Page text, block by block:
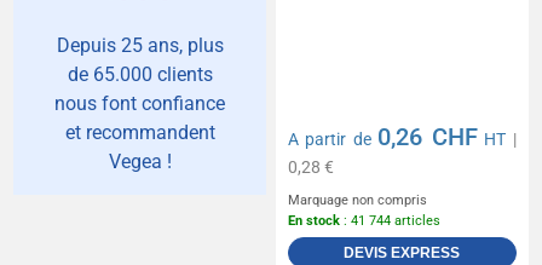
Depuis 25 ans, plus
de 65.000 clients
nous font confiance
et recommandent
Vegea !
A partir de 0,26 CHF HT |
0,28 €
Marquage non compris
En stock : 41 744 articles
DEVIS EXPRESS